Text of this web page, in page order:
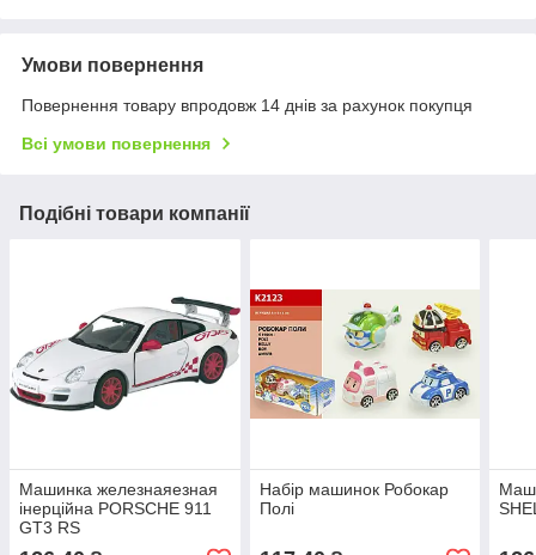
Умови повернення
Повернення товару впродовж 14 днів за рахунок покупця
Всі умови повернення
Подібні товари компанії
Машинка железнаяезная
інерційна PORSCHE 911
GT3 RS
Набір машинок Робокар
Полі